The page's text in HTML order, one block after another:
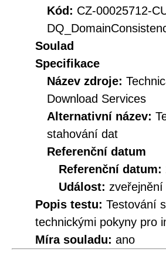
Kód: CZ-00025712-
Soulad
Specifikace
Název zdroje:
Download Services
Alternativní název:
stahování dat
Referenční datum
Referenční datum:
Událost: zveřejnění
Popis testu: Testování
technickými pokyny pro
Míra souladu: ano